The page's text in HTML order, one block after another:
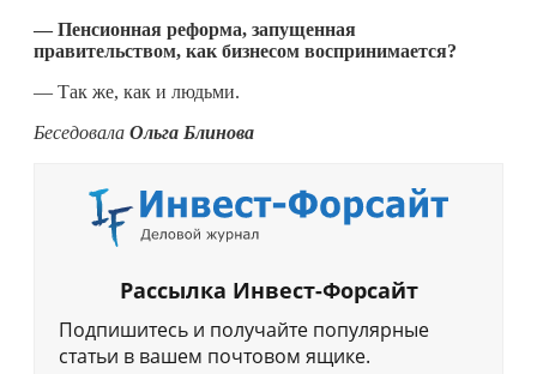
— Пенсионная реформа, запущенная
правительством, как бизнесом воспринимается?
— Так же, как и людьми.
Беседовала Ольга Блинова
Рассылка Инвест-Форсайт
Подпишитесь и получайте популярные
статьи в вашем почтовом ящике.